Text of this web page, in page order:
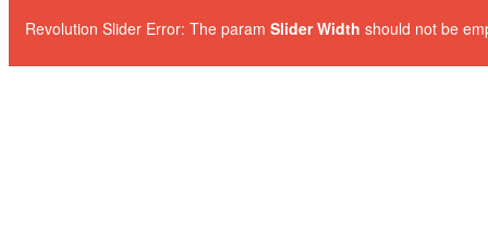
Revolution Slider Error: The param Slider Width should not be